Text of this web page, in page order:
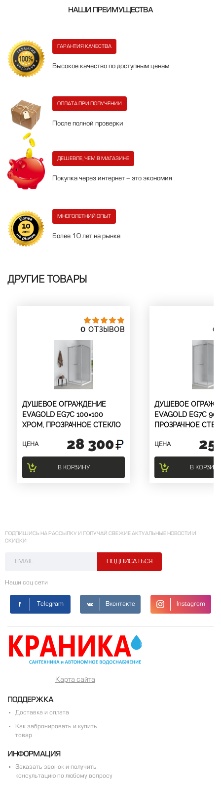
НАШИ ПРЕИМУЩЕСТВА
ГАРАНТИЯ КАЧЕСТВА
Высокое качество по доступным ценам
ОПЛАТА ПРИ ПОЛУЧЕНИИ
После полной проверки
ДЕШЕВЛЕ, ЧЕМ В МАГАЗИНЕ
Покупка через интернет - это экономия
МНОГОЛЕТНИЙ ОПЫТ
Более 10 лет на рынке
ДРУГИЕ ТОВАРЫ
0 ОТЗЫВОВ
ДУШЕВОЕ ОГРАЖДЕНИЕ
EVAGOLD EG7C 100×100
ХРОМ, ПРОЗРАЧНОЕ СТЕКЛО
ЦЕНА 28 300
В КОРЗИНУ
0
ДУШЕВОЕ
EVAGOLD EG7C
ПРОЗРАЧНОЕ
ЦЕНА 25
В
ПОДПИШИСЬ НА РАССЫЛКУ И ПОЛУЧАЙ СВЕЖИЕ АКТУАЛЬНЫЕ НОВОСТИ И
СКИДКИ
Наши соц сети
Telegram Вконтакте Instagram
Карта сайта
ПОДДЕРЖКА
Доставка и оплата
Как забронировать и купить
товар
ИНФОРМАЦИЯ
Заказать звонок и получить
консультацию по любому вопросу